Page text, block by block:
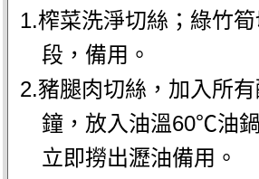
1.榨菜洗淨切絲；綠竹
段，備用。
2.豬腿肉切絲，加入所
鐘，放入油溫60℃油
立即撈出瀝油備用。